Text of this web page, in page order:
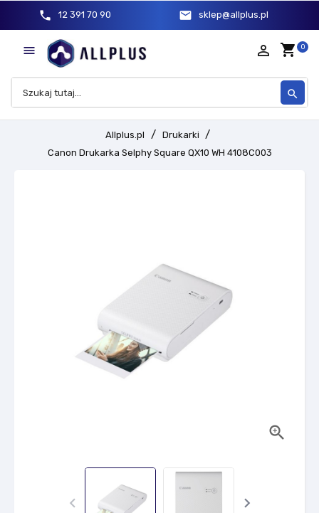
phone 12 391 70 90 mail sklep@allplus.pl
 shopping_cart 0
person_outline
search
Allplus.pl
Drukarki
Canon Drukarka Selphy Square QX10 WH 4108C003

 